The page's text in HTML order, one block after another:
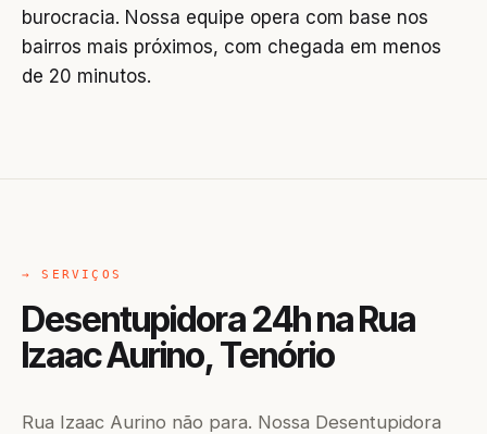
burocracia. Nossa equipe opera com base nos
bairros mais próximos, com chegada em menos
de 20 minutos.
→ SERVIÇOS
Desentupidora 24h na Rua
Izaac Aurino, Tenório
Rua Izaac Aurino não para. Nossa Desentupidora